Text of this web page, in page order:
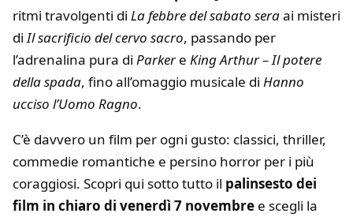
ritmi travolgenti di La febbre del sabato seraai misteri
diIl sacrificio del cervo sacro, passando per
l’adrenalina pura di Parkere King Arthur – Il potere
della spada, fino all’omaggio musicale di Hanno
ucciso l’Uomo Ragno.
C’è davvero un film per ogni gusto: classici, thriller,
commedie romantiche e persino horror per i più
coraggiosi. Scopri qui sotto tutto il palinsesto dei
film in chiaro di venerdì 7 novembre e scegli la